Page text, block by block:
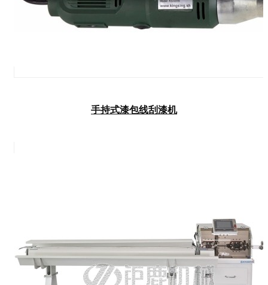
手持式漆包线刮漆机